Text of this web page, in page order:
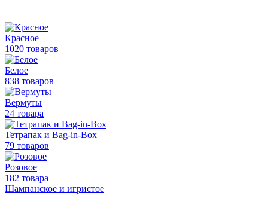
Красное
1020 товаров
Белое
838 товаров
Вермуты
24 товара
Тетрапак и Bag-in-Box
79 товаров
Розовое
182 товара
Шампанское и игристое